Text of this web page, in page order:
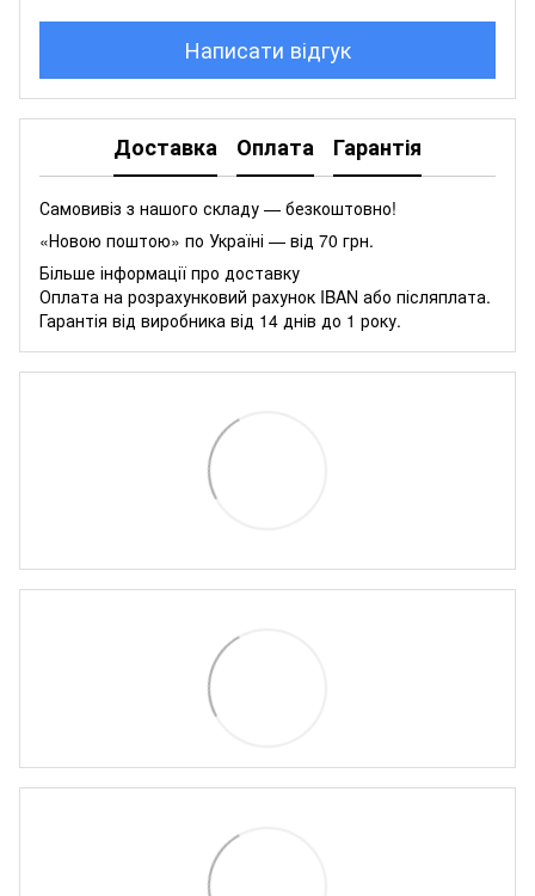
Написати відгук
Доставка Оплата Гарантія
Самовивіз з нашого складу — безкоштовно!
«Новою поштою» по Україні — від 70 грн.
Більше інформації про доставку
Оплата на розрахунковий рахунок IBAN або післяплата.
Гарантія від виробника від 14 днів до 1 року.